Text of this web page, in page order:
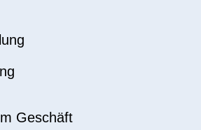
Geschäft